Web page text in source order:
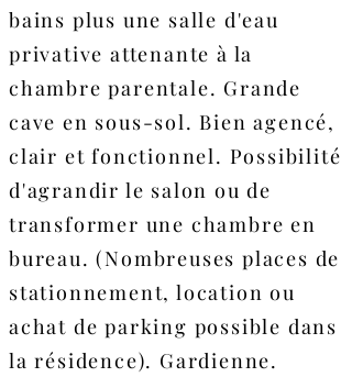
bains plus une salle d'eau
privative attenante à la
chambre parentale. Grande
cave en sous-sol. Bien agencé,
clair et fonctionnel. Possibilité
d'agrandir le salon ou de
transformer une chambre en
bureau. (Nombreuses places de
stationnement, location ou
achat de parking possible dans
la résidence). Gardienne.